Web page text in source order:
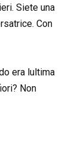
Siete una
Con
era lultima
Non